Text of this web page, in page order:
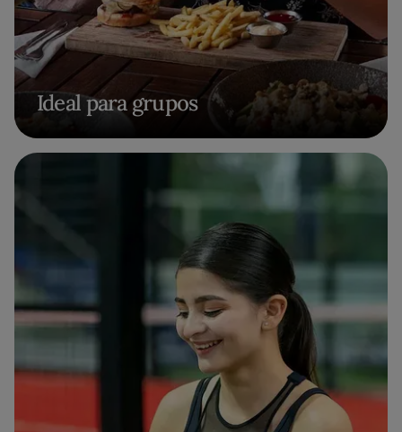
Ideal para grupos